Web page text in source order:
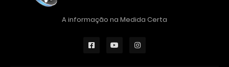
A informação na Medida Certa